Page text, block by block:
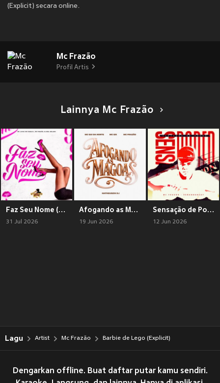
(Explicit) secara online.
Mc Frazão
Profil Artis
Lainnya Mc Frazão
Faz Seu Nome (Explicit)
31 Jul 2026
Afogando as Mágoas (Explicit)
19 Jun 2026
Sensação de Poder (Explicit)
12 Jun 2026
Lagu Artist Mc Frazão Barbie de Lego (Explicit)
Dengarkan offline. Buat daftar putar kamu sendiri.